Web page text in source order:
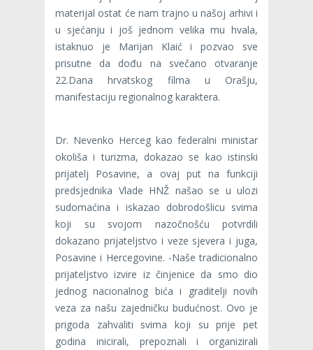
materijal ostat će nam trajno u našoj arhivi i
u sjećanju i još jednom velika mu hvala,
istaknuo je Marijan Klaić i pozvao sve
prisutne da dođu na svečano otvaranje
22.Dana hrvatskog filma u Orašju,
manifestaciju regionalnog karaktera.
Dr. Nevenko Herceg kao federalni ministar
okoliša i turizma, dokazao se kao istinski
prijatelj Posavine, a ovaj put na funkciji
predsjednika Vlade HNŽ našao se u ulozi
sudomaćina i iskazao dobrodošlicu svima
koji su svojom nazočnošću potvrdili
dokazano prijateljstvo i veze sjevera i juga,
Posavine i Hercegovine. -Naše tradicionalno
prijateljstvo izvire iz činjenice da smo dio
jednog nacionalnog bića i graditelji novih
veza za našu zajedničku budućnost. Ovo je
prigoda zahvaliti svima koji su prije pet
godina inicirali, prepoznali i organizirali